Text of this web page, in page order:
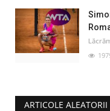
ARTICOLE ALEATORII